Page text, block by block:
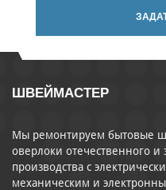
ШВЕЙМАСТЕР
Мы ремонтируем бытовые
оверлоки отечественного и
производства с
механическим и